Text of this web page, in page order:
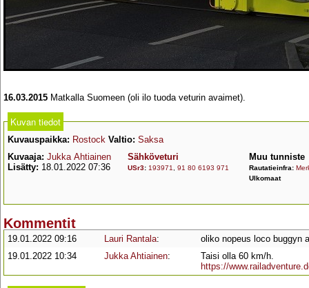
16.03.2015 Matkalla Suomeen (oli ilo tuoda veturin avaimet).
Kuvan tiedot
Kuvauspaikka: Rostock Valtio: Saksa
Kuvaaja: Jukka Ahtiainen
Lisätty: 18.01.2022 07:36
Sähköveturi
USr3: 193971 91 80 6193 971
Muu tunniste
Rautatieinfra:
Ulkomaat
Kommentit
19.01.2022 09:16 Lauri Rantala:
oliko nopeus loco buggyn
19.01.2022 10:34
Jukka Ahtiainen:
Taisi olla 60 km/h.
https://